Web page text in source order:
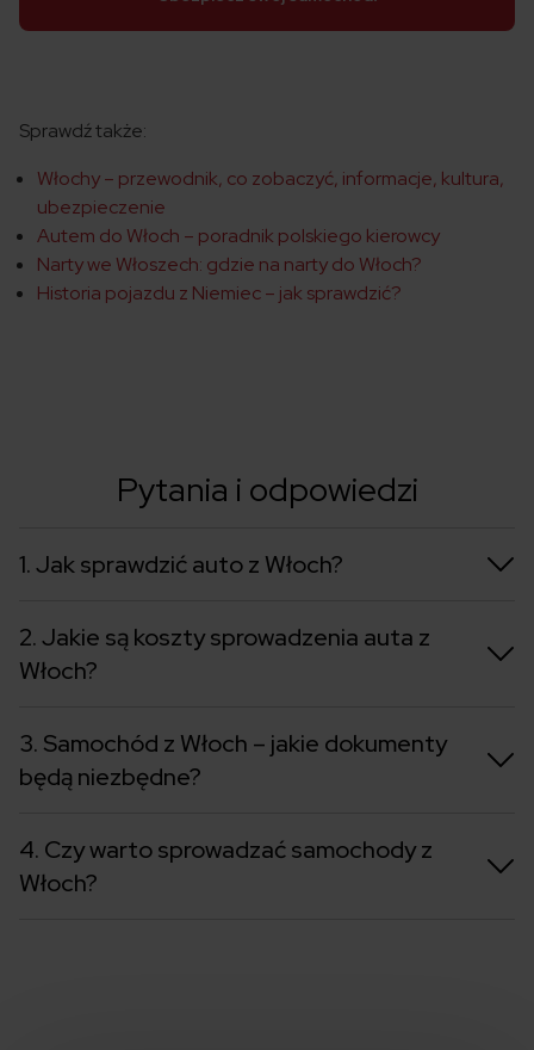
Sprawdź także:
Włochy – przewodnik, co zobaczyć, informacje, kultura,
ubezpieczenie
Autem do Włoch – poradnik polskiego kierowcy
Narty we Włoszech: gdzie na narty do Włoch?
Historia pojazdu z Niemiec – jak sprawdzić?
Pytania i odpowiedzi
1. Jak sprawdzić auto z Włoch?
2. Jakie są koszty sprowadzenia auta z
Włoch?
3. Samochód z Włoch – jakie dokumenty
będą niezbędne?
4. Czy warto sprowadzać samochody z
Włoch?